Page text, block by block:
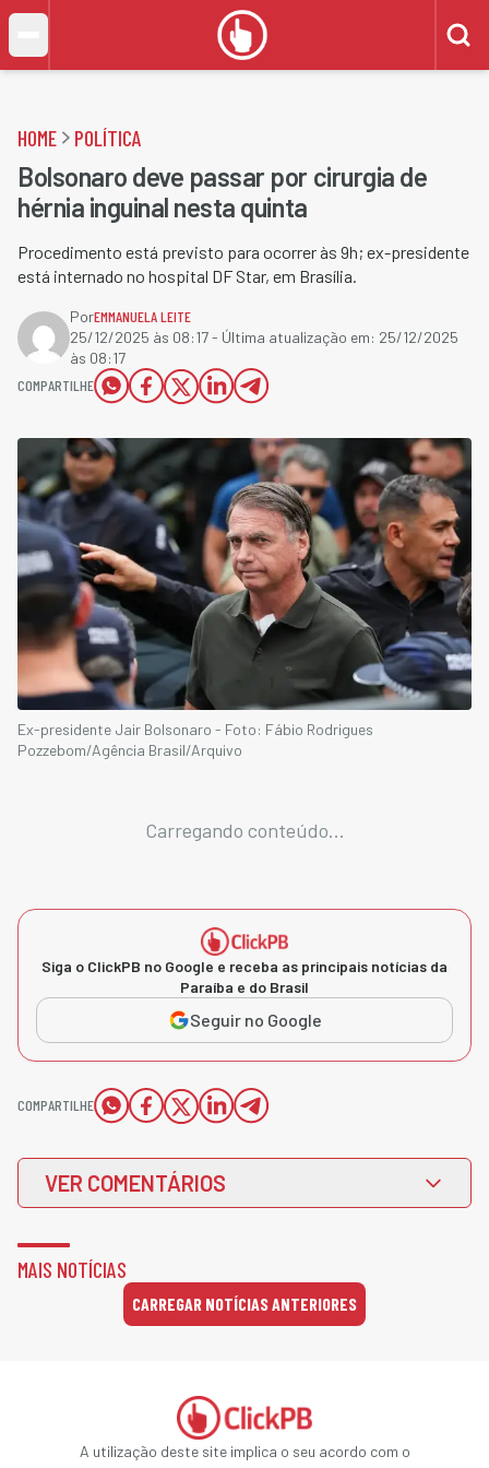
HOME POLÍTICA
Bolsonaro deve passar por cirurgia de
hérnia inguinal nesta quinta
Procedimento está previsto para ocorrer às 9h; ex-presidente
está internado no hospital DF Star, em Brasília.
PorEMMANUELA LEITE
25/12/2025 às 08:17- Última atualização em: 25/12/2025
às 08:17
COMPARTILHE
Ex-presidente Jair Bolsonaro - Foto: Fábio Rodrigues
Pozzebom/Agência Brasil/Arquivo
Carregando conteúdo...
Siga o ClickPB no Google e receba as principais notícias da
Paraíba e do Brasil
Seguir no Google
COMPARTILHE
VER COMENTÁRIOS
MAIS NOTÍCIAS
CARREGAR NOTÍCIAS ANTERIORES
A utilização deste site implica o seu acordo com o